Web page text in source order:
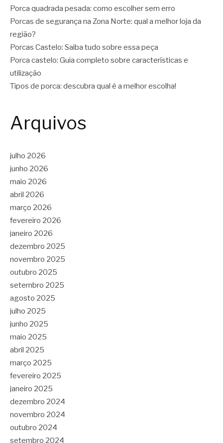
Porca quadrada pesada: como escolher sem erro
Porcas de segurança na Zona Norte: qual a melhor loja da
região?
Porcas Castelo: Saiba tudo sobre essa peça
Porca castelo: Guia completo sobre características e
utilização
Tipos de porca: descubra qual é a melhor escolha!
Arquivos
julho 2026
junho 2026
maio 2026
abril 2026
março 2026
fevereiro 2026
janeiro 2026
dezembro 2025
novembro 2025
outubro 2025
setembro 2025
agosto 2025
julho 2025
junho 2025
maio 2025
abril 2025
março 2025
fevereiro 2025
janeiro 2025
dezembro 2024
novembro 2024
outubro 2024
setembro 2024